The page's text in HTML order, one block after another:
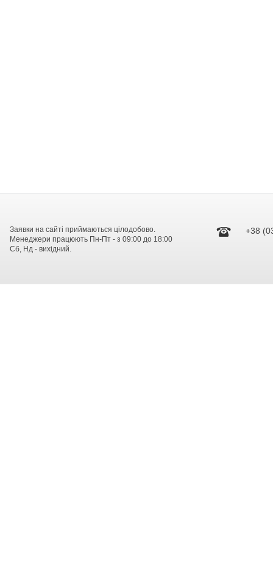
Заявки на сайті приймаються цілодобово.
Менеджери працюють Пн-Пт - з 09:00 до 18:00
Сб, Нд - вихідний.
+38